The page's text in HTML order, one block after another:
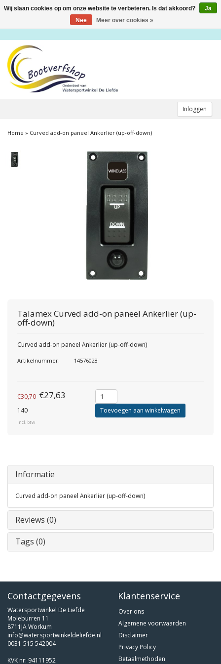
Inloggen
Toggle
Home » Curved add-on paneel Ankerlier (up-off-down)
TalamexCurved add-on paneel Ankerlier (up-
off-down)
Curved add-on paneel Ankerlier (up-off-down)
Artikelnummer: 14576028
€30,70 €27,63
140
Incl. btw
Toevoegen aan winkelwagen
Informatie
Curved add-on paneel Ankerlier (up-off-down)
Reviews (0)
Tags (0)
Contactgegevens
Watersportwinkel De Liefde
Moleburren 11
8711JA Workum
info@watersportwinkeldeliefde.nl
0031-515 542004
KVK nr: 94111952
Klantenservice
Over ons
Algemene voorwaarden
Disclaimer
Privacy Policy
Betaalmethoden
Wij slaan cookies op om onze website te verbeteren. Is dat akkoord?
Ja
Nee
Meer over cookies »